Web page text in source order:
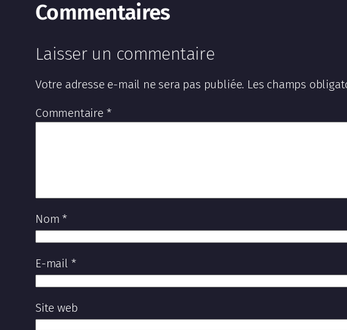
Commentaires
Laisser un commentaire
Votre adresse e-mail ne sera pas publiée. Les champs
Commentaire *
Nom*
E-mail *
Site web